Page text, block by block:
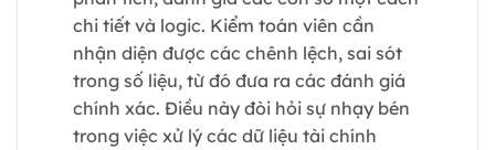
chi tiết và logic. Kiểm toán viên cần
nhận diện được các chênh lệch, sai sót
trong số liệu, từ đó đưa ra các đánh giá
chính xác. Điều này đòi hỏi sự nhạy bén
trong việc xử lý các dữ liệu tài chính